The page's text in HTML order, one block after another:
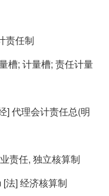
责任制
槽; 计量槽; 责任计量
] 代理会计责任总(明
责任, 独立核算制
[法] 经济核算制